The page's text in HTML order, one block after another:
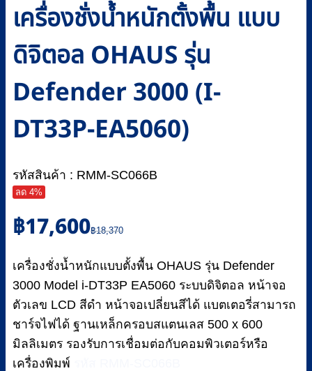
เครื่องชั่งน้ำหนักตั้งพื้น แบบ
ดิจิตอล OHAUS รุ่น
Defender 3000 (I-
DT33P-EA5060)
รหัสสินค้า : RMM-SC066B
ลด 4%
฿18,370
Original
price
฿18,370.
฿17,600
Current
price
฿17,600.
เครื่องชั่งน้ำหนักแบบตั้งพื้น OHAUS รุ่น Defender
3000 Model i-DT33P EA5060 ระบบดิจิตอล หน้าจอ
ตัวเลข LCD สีดำ หน้าจอเปลี่ยนสีได้ แบตเตอรี่สามารถ
ชาร์จไฟได้ ฐานเหล็กครอบสแตนเลส 500 x 600
มิลลิเมตร รองรับการเชื่อมต่อกับคอมพิวเตอร์หรือ
เครื่องพิมพ์